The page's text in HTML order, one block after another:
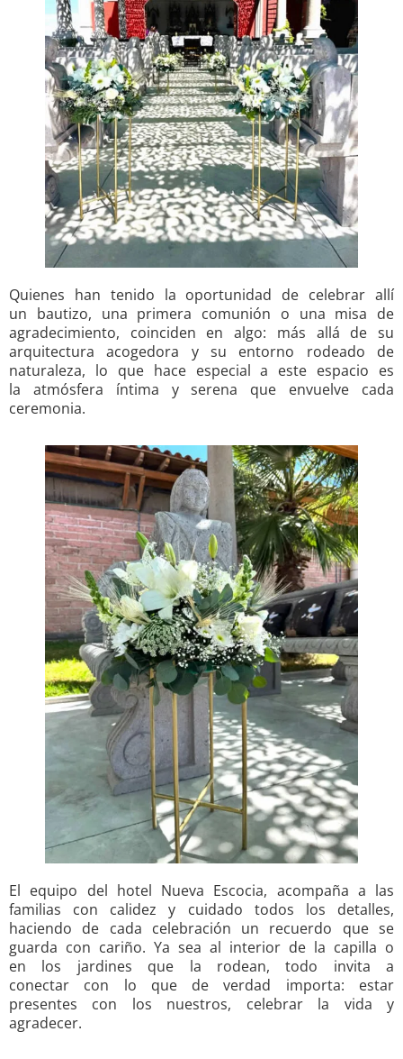
Quienes han tenido la oportunidad de celebrar allí
un bautizo, una primera comunión o una misa de
agradecimiento, coinciden en algo: más allá de su
arquitectura acogedora y su entorno rodeado de
naturaleza, lo que hace especial a este espacio es
la atmósfera íntima y serena que envuelve cada
ceremonia.
El equipo del hotel Nueva Escocia, acompaña a las
familias con calidez y cuidado todos los detalles,
haciendo de cada celebración un recuerdo que se
guarda con cariño. Ya sea al interior de la capilla o
en los jardines que la rodean, todo invita a
conectar con lo que de verdad importa: estar
presentes con los nuestros, celebrar la vida y
agradecer.